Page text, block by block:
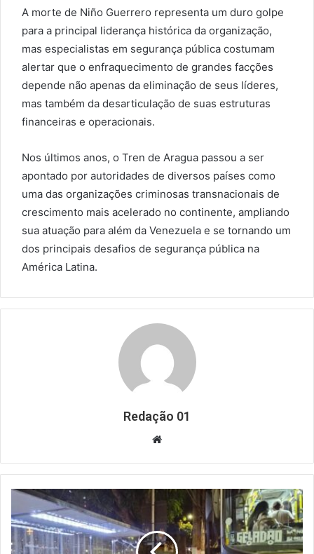
A morte de Niño Guerrero representa um duro golpe
para a principal liderança histórica da organização,
mas especialistas em segurança pública costumam
alertar que o enfraquecimento de grandes facções
depende não apenas da eliminação de seus líderes,
mas também da desarticulação de suas estruturas
financeiras e operacionais.
Nos últimos anos, o Tren de Aragua passou a ser
apontado por autoridades de diversos países como
uma das organizações criminosas transnacionais de
crescimento mais acelerado no continente, ampliando
sua atuação para além da Venezuela e se tornando um
dos principais desafios de segurança pública na
América Latina.
Redação 01
Website